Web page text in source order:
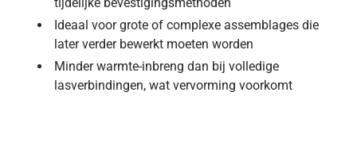
Ideaal voor grote of complexe assemblages die
later verder bewerkt moeten worden
Minder warmte-inbreng dan bij volledige
lasverbindingen, wat vervorming voorkomt